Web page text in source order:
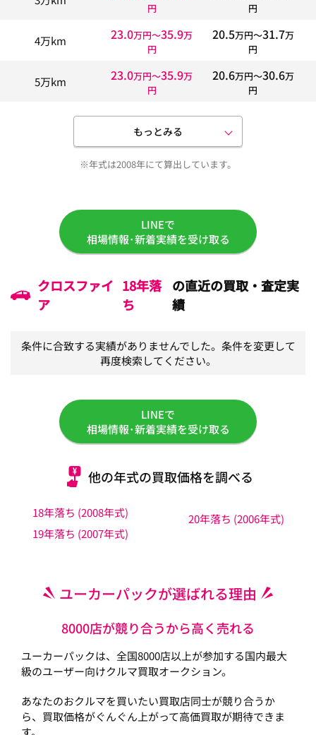
円
円
4万km 23.0万円〜35.9万
円
20.5万円〜31.7万
円
5万km 23.0万円〜35.9万
円
20.6万円〜30.6万
円
もっとみる
※年式は2008年にて算出しています。
LINEで
相場情報･新着実績を受け取る
クロスファイ
ア
18年落
ち
の直近の買取・査定実
績
条件に合致する実績がありませんでした。条件を変更して
再度検索してください。
LINEで
相場情報･新着実績を受け取る
他の年式の買取価格を調べる
18年落ち (2008年式)
19年落ち (2007年式)
20年落ち (2006年式)
ユーカーパックが選ばれる理由
8000店が競り合うから高く売れる
ユーカーパックは、全国8000店以上が参加する国内最大
級のユーザー向けクルマ買取オークション。
あなたのおクルマを買いたい買取店同士が競り合うか
ら、買取価格がぐんぐん上がって高価買取が期待できま
す。